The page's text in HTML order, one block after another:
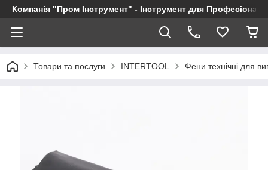
Компанія "Пром Інструмент" - Інструмент для
Товари та послуги INTERTOOL Фени технічні для